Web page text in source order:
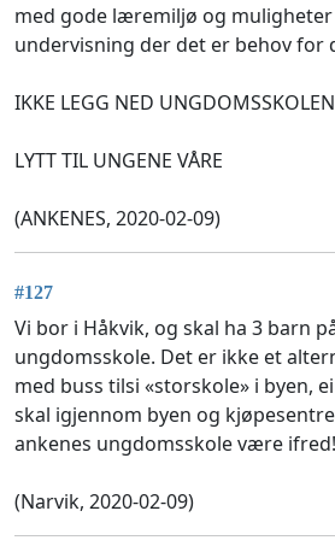
med gode læremiljø og
undervisning der det er behov for
IKKE LEGG NED
LYTT TIL UNGENE VÅRE
(ANKENES, 2020-02-09)
#127
Vi bor i Håkvik, og skal ha 3 barn
ungdomsskole. Det er ikke et
med buss tilsi «storskole» i byen,
skal igjennom byen og
ankenes ungdomsskole være ifred!
(Narvik, 2020-02-09)